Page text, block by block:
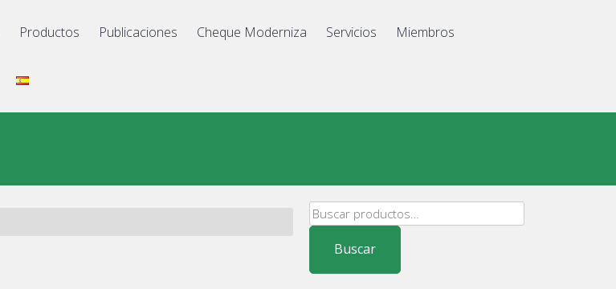
Productos Publicaciones Cheque Moderniza Servicios Miembros
Buscar
por:
Buscar